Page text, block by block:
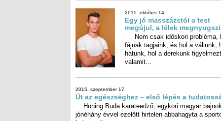
megnyugszik…
Nem csak időskori probléma, hogy fájnak
hol a vállunk, hol a hátunk, hol a derekunk
valamit...
2015. szeptember 17.
Út az egészséghez – első lépés a
belevetette...
2015. július 17.